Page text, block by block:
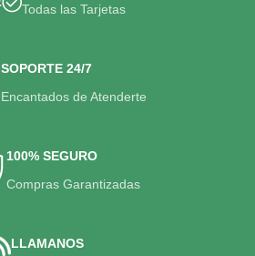
Todas las Tarjetas
SOPORTE 24/7
Encantados de Atenderte
100% SEGURO
Compras Garantizadas
LLAMANOS